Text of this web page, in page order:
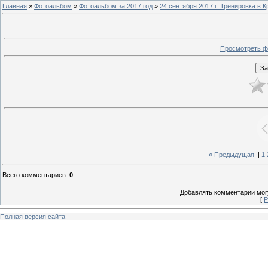
Главная » Фотоальбом » Фотоальбом за 2017 год » 24 сентября 2017 г. Тренировка в
Просмотреть
« Предыдущая| 1
Всего комментариев: 0
Добавлять комментарии
[
Полная версия сайта